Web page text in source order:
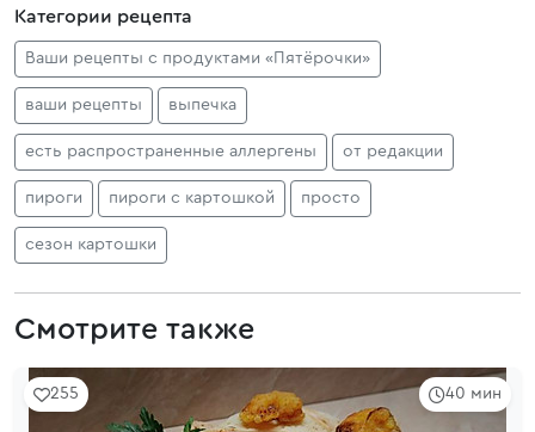
Категории рецепта
Ваши рецепты с продуктами «Пятёрочки»
ваши рецепты выпечка
есть распространенные аллергены от редакции
пироги пироги с картошкой просто
сезон картошки
Смотрите также
40 мин
255